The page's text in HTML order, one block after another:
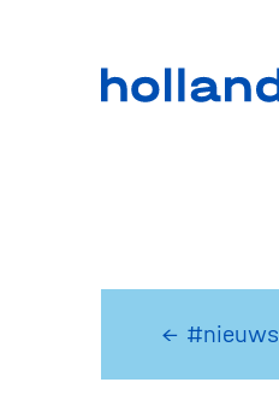
← #nieuws